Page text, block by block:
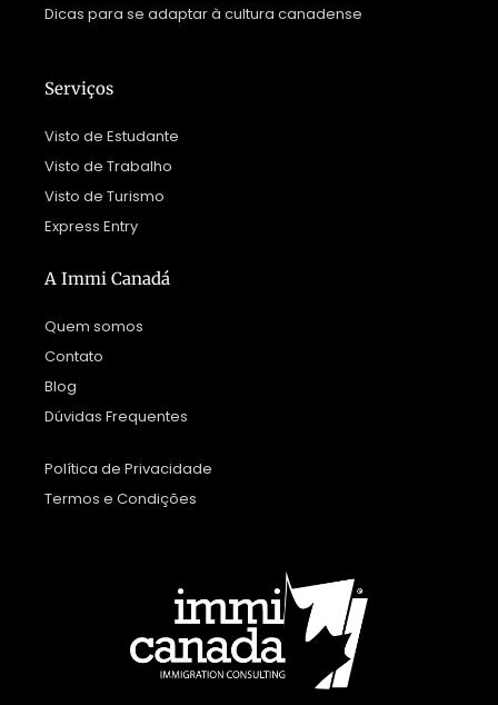
Dicas para se adaptar à cultura canadense
Serviços
Visto de Estudante
Visto de Trabalho
Visto de Turismo
Express Entry
A Immi Canadá
Quem somos
Contato
Blog
Dúvidas Frequentes
Política de Privacidade
Termos e Condições